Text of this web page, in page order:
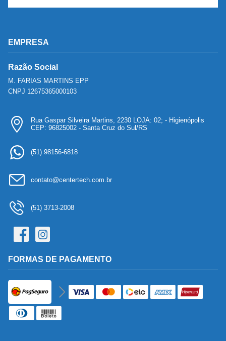
EMPRESA
Razão Social
M. FARIAS MARTINS EPP
CNPJ 12675365000103
Rua Gaspar Silveira Martins, 2230 LOJA: 02; - Higienópolis
CEP: 96825002 - Santa Cruz do Sul/RS
(51) 98156-6818
contato@centertech.com.br
(51) 3713-2008
FORMAS DE PAGAMENTO